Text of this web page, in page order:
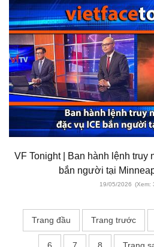
VF Tonight | Ban hành lệnh truy
bắn người tại
19/05/2026 (Xem:
Trang đầu Trang trước